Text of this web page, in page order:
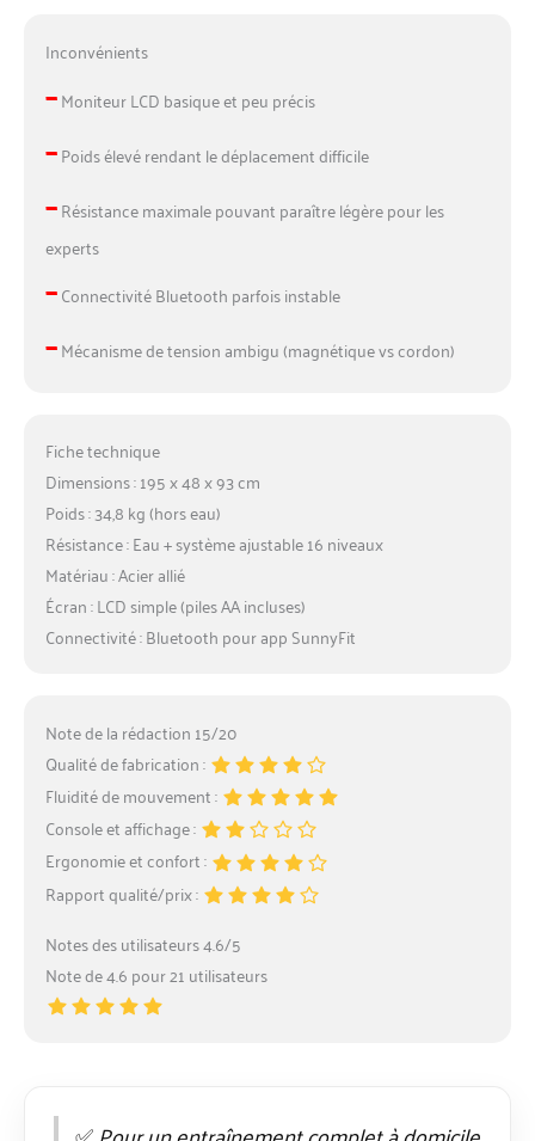
Inconvénients
–Moniteur LCD basique et peu précis
–Poids élevé rendant le déplacement difficile
–Résistance maximale pouvant paraître légère pour les
experts
–Connectivité Bluetooth parfois instable
–Mécanisme de tension ambigu (magnétique vs cordon)
Fiche technique
Dimensions : 195 x 48 x 93 cm
Poids : 34,8 kg (hors eau)
Résistance : Eau + système ajustable 16 niveaux
Matériau : Acier allié
Écran : LCD simple (piles AA incluses)
Connectivité : Bluetooth pour app SunnyFit
Note de la rédaction 15/20
Qualité de fabrication :
Fluidité de mouvement :
Console et affichage :
Ergonomie et confort :
Rapport qualité/prix :
Notes des utilisateurs 4.6/5
Note de 4.6 pour 21 utilisateurs